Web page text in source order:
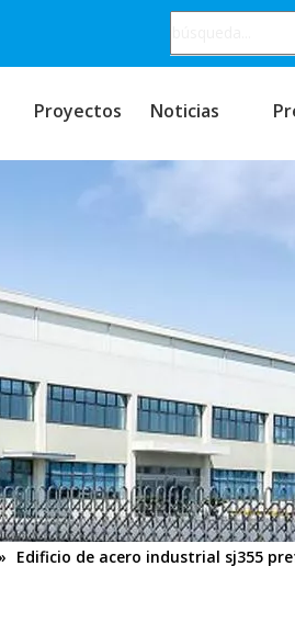
Proyectos Noticias
Edificio de acero industrial sj355